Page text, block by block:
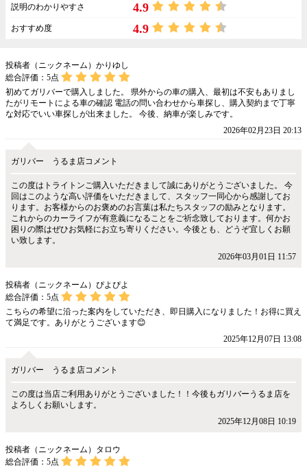
説明のわかりやすさ 4.9
おすすめ度 4.9
投稿者（ニックネーム）かりゆし
総合評価： 5点
初めてガリバーで購入しました。 県外からの車の購入、最初は不安もありまし
たがリモートによる車の確認 電話の問い合わせから車探し、購入契約まで丁寧
な対応でいい車探しが出来ました。 今後、納車が楽しみです。
2026年02月23日 20:13
ガリバー うるま店コメント
この度はトライトンご購入いただきまして誠にありがとうございました。 今
回はこのような高い評価をいただきまして、スタッフ一同心から感謝してお
ります。お客様からのお褒めのお言葉は私たちスタッフの励みとなります。
これからのカーライフが有意義になることをご祈念致しております。何かお
困りの際はぜひお気軽にお立ち寄りください。今後とも、どうぞ宜しくお願
い致します。
2026年03月01日 11:57
投稿者（ニックネーム）ぴよぴよ
総合評価： 5点
こちらの希望に沿った案内をしていただき、即日購入になりました！お得に買え
て満足です。ありがとうございます😊
2025年12月07日 13:08
ガリバー うるま店コメント
この度は当店ご利用ありがとうございました！！今後もガリバーうるま店を
よろしくお願いします。
2025年12月08日 10:19
投稿者（ニックネーム）タロウ
総合評価： 5点